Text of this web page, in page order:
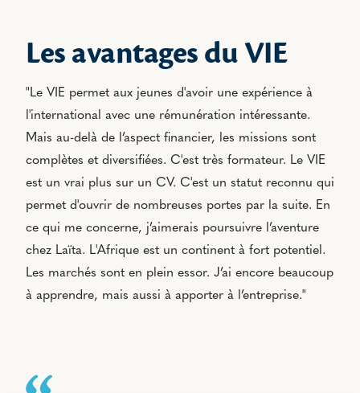
Les avantages du VIE
"Le VIE permet aux jeunes d'avoir une expérience à
l'international avec une rémunération intéressante.
Mais au-delà de l’aspect financier, les missions sont
complètes et diversifiées. C'est très formateur. Le VIE
est un vrai plus sur un CV. C'est un statut reconnu qui
permet d'ouvrir de nombreuses portes par la suite. En
ce qui me concerne, j’aimerais poursuivre l’aventure
chez Laïta. L'Afrique est un continent à fort potentiel.
Les marchés sont en plein essor. J’ai encore beaucoup
à apprendre, mais aussi à apporter à l’entreprise."